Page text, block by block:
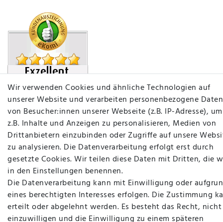
Wir verwenden Cookies und ähnliche Technologien auf
unserer Website und verarbeiten personenbezogene Daten
von Besucher:innen unserer Webseite (z.B. IP-Adresse), um
z.B. Inhalte und Anzeigen zu personalisieren, Medien von
Drittanbietern einzubinden oder Zugriffe auf unsere
zu analysieren. Die Datenverarbeitung erfolgt erst durch
gesetzte Cookies. Wir teilen diese Daten mit Dritten, die
in den Einstellungen benennen.
Die Datenverarbeitung kann mit Einwilligung oder
eines berechtigten Interesses erfolgen. Die Zustimmung
erteilt oder abgelehnt werden. Es besteht das Recht, nicht
einzuwilligen und die Einwilligung zu einem späteren
plentymarkets Template von Plenty Lions
BACK TO TOP